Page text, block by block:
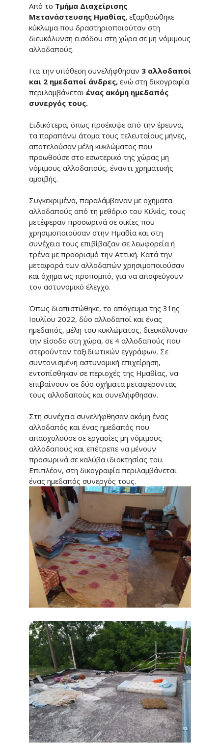
Από το Τμήμα Διαχείρισης
Μετανάστευσης Ημαθίας,εξαρθρώθηκε
κύκλωμα που δραστηριοποιούταν στη
διευκόλυνση εισόδου στη χώρα σε μη νόμιμους
αλλοδαπούς.
Για την υπόθεση συνελήφθησαν 3 αλλοδαποί
και 2 ημεδαποί άνδρες, ενώ στη δικογραφία
περιλαμβάνεται ένας ακόμη ημεδαπός
συνεργός τους.
Ειδικότερα, όπως προέκυψε από την έρευνα,
τα παραπάνω άτομα τους τελευταίους μήνες,
αποτελούσαν μέλη κυκλώματος που
προωθούσε στο εσωτερικό της χώρας μη
νόμιμους αλλοδαπούς, έναντι χρηματικής
αμοιβής.
Συγκεκριμένα, παραλάμβαναν με οχήματα
αλλοδαπούς από τη μεθόριο του Κιλκίς, τους
μετέφεραν προσωρινά σε οικίες που
χρησιμοποιούσαν στην Ημαθία και στη
συνέχεια τους επιβίβαζαν σε λεωφορεία ή
τρένα με προορισμό την Αττική. Κατά την
μεταφορά των αλλοδαπών χρησιμοποιούσαν
και όχημα ως προπομπό, για να αποφεύγουν
τον αστυνομικό έλεγχο.
Όπως διαπιστώθηκε, το απόγευμα της 31ης
Ιουλίου 2022, δύο αλλοδαποί και ένας
ημεδαπός, μέλη του κυκλώματος, διευκόλυναν
την είσοδο στη χώρα, σε 4 αλλοδαπούς που
στερούνταν ταξιδιωτικών εγγράφων. Σε
συντονισμένη αστυνομική επιχείρηση,
εντοπίσθηκαν σε περιοχές της Ημαθίας, να
επιβαίνουν σε δύο οχήματα μεταφέροντας
τους αλλοδαπούς και συνελήφθησαν.
Στη συνέχεια συνελήφθησαν ακόμη ένας
αλλοδαπός και ένας ημεδαπός που
απασχολούσε σε εργασίες μη νόμιμους
αλλοδαπούς και επέτρεπε να μένουν
προσωρινά σε καλύβα ιδιοκτησίας του.
Επιπλέον, στη δικογραφία περιλαμβάνεται
ένας ημεδαπός συνεργός τους.